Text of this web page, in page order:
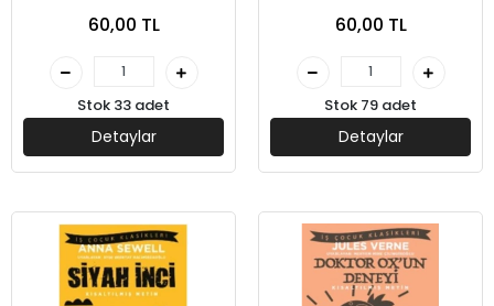
İş Bankası Kültür Yayınları
60,00 TL
Stok 33 adet
Detaylar
Bankası Kültür Yayınları
60,00 TL
Stok 79 adet
Detaylar